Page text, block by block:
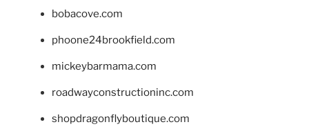
bobacove.com
phoone24brookfield.com
mickeybarmama.com
roadwayconstructioninc.com
shopdragonflyboutique.com